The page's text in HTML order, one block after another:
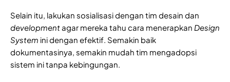
Selain itu, lakukan sosialisasi dengan tim desain dan
developmentagar mereka tahu cara menerapkan Design
System ini dengan efektif. Semakin baik
dokumentasinya, semakin mudah tim mengadopsi
sistem ini tanpa kebingungan.